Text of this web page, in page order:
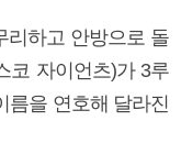
리하고 안방으로 돌
코 자이언츠)가 3루
름을 연호해 달라진